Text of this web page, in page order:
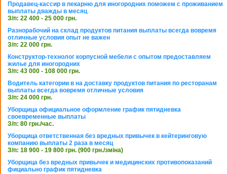
Продавец-кассир в пекарню для иногородних поможем с проживанием
выплаты дважды в месяц
З/п: 22 400 - 25 000 грн.
Разнорабочий на склад продуктов питания выплаты всегда вовремя
отличные условия опыт не важен
З/п: 22 000 грн.
Конструктор-технолог корпусной мебели с опытом предоставляем
жилье для иногородних
З/п: 43 000 - 108 000 грн.
Водитель категории в на доставку продуктов питания по ресторанам
выплаты всегда вовремя отличные условия
З/п: 24 000 грн.
Уборщица официальное оформление график пятидневка
своевременные выплаты
З/п: 80 грн./час.
Уборщица ответственная без вредных привычек в кейтеринговую
компанию выплаты 2 раза в месяц
З/п: 18 900 - 19 800 грн. (900 грн./зміна)
Уборщица без вредных привычек и медицинских противопоказаний
фициально график пятидневка